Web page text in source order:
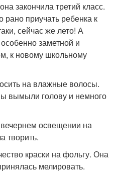
закончила третий класс.
рано приучать ребенка к
сейчас же лето! А
заметной и
к новому школьному
на влажные волосы.
вымыли голову и немного
освещении на
творить.
краски на фольгу. Она
мелировать.